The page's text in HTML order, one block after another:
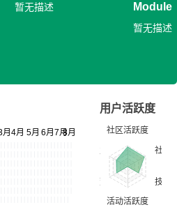
暂无描述
Module
暂无描述
用户活跃度